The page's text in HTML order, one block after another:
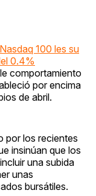
100 les su
0.4%
comportamiento
por encima
de abril.
por los recientes
insinúan que los
una subida
unas
bursátiles.